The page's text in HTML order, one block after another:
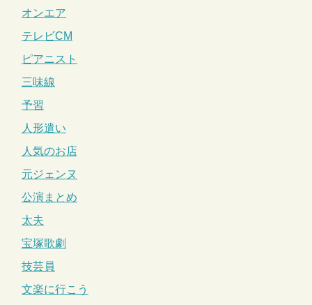
オンエア
テレビCM
ピアニスト
三味線
予習
人形遣い
人気のお店
元ジェンヌ
公演まとめ
太夫
宝塚歌劇
技芸員
文楽に行こう